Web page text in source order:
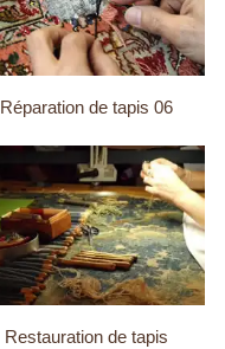
Réparation de tapis 06
Restauration de tapis